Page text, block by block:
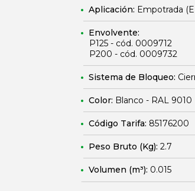
Aplicación: Empotrada
Envolvente:
P125 - cód. 0009712
P200 - cód. 0009732
Sistema de Bloqueo:
Color: Blanco - RAL 9010
Código Tarifa: 85176200
Peso Bruto (Kg): 2.7
Volumen (m³): 0.015